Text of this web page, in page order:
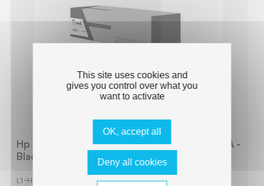
Hp 94A - Toner compatible avec CF294A, 94A -
Black
L1-HT294A_
This site uses cookies and
gives you control over what you
want to activate
OK, accept all
Deny all cookies